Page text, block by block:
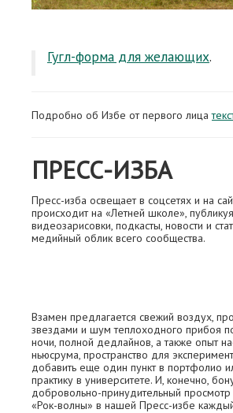
Гугл-форма для желающих.
Подробно об Избе от первого лица
ПРЕСС-ИЗБА
Пресс-изба освещает в соцсетях и на
происходит на «Летней школе»,
видеозарисовки, подкасты, новости и
медийный облик всего сообщества.
Взамен предлагается свежий воздух,
звездами и шум теплоходного прибоя
ночи, полной дедлайнов, а также опыт
ньюсрума, пространство для
добавить еще один пункт в портфолио
практику в университете. И, конечно,
добровольно-принудительный
«Рок-волны» в нашей Пресс-избе